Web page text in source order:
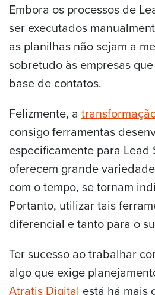
Embora os processos de
ser executados
as planilhas não sejam a
sobretudo às empresas
base de contatos.
Felizmente, a
consigo ferramentas
especificamente para Lead
oferecem grande
com o tempo, se tornam
Portanto, utilizar tais
diferencial e tanto para o
Ter sucesso ao trabalhar
algo que exige
Atratis Digital está há mais